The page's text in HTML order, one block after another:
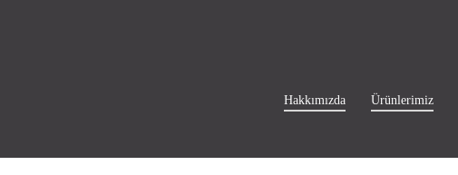
Hakkımızda Ürünlerimiz